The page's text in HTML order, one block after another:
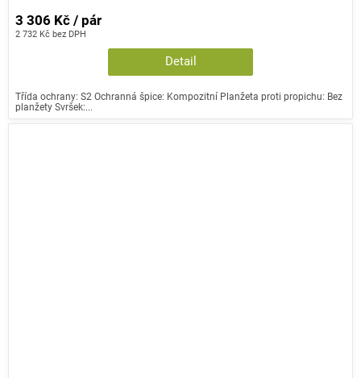
2 732 Kč bez DPH
3 306 Kč / pár
Detail
Třída ochrany: S2 Ochranná špice: Kompozitní Planžeta proti propichu: Bez
planžety Svršek:...